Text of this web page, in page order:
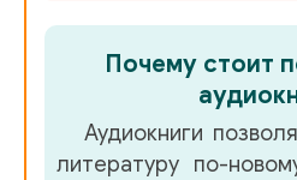
Почему стоит
Аудиокниги
литературу по-